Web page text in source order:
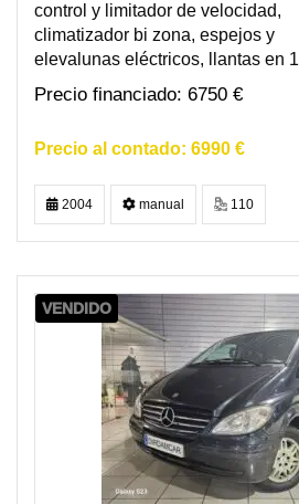
control y limitador de velocidad,
climatizador bi zona, espejos y
elevalunas eléctricos, llantas en
6750 €
6990 €
2004 manual 110
VENDIDO